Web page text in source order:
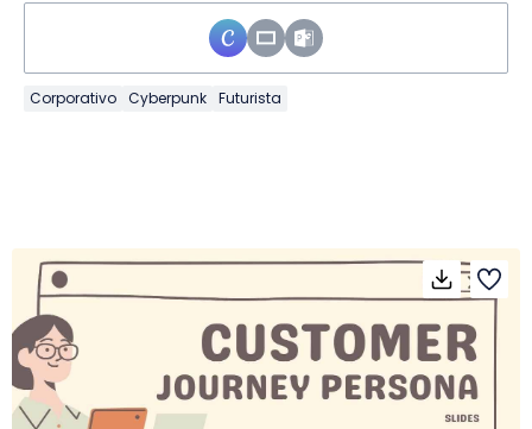
Corporativo Cyberpunk Futurista